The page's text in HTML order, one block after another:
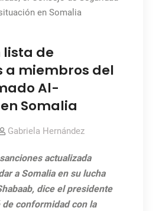
en Somalia
lista de
a miembros del
Al-
Somalia
Gabriela Hernández
actualizada
a Somalia en su lucha
dice el presidente
de conformidad con la